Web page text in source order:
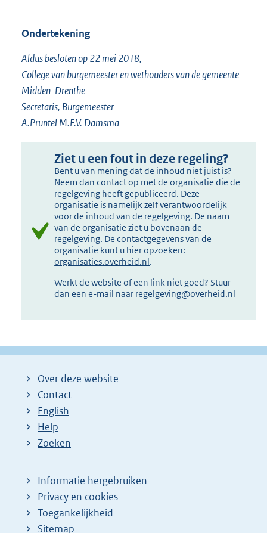
Ondertekening
Aldus besloten op 22 mei 2018,
College van burgemeester en wethouders van de gemeente
Midden-Drenthe
Secretaris, Burgemeester
A.Pruntel M.F.V. Damsma
Ziet u een fout in deze regeling?
Bent u van mening dat de inhoud niet juist is?
Neem dan contact op met de organisatie die de
regelgeving heeft gepubliceerd. Deze
organisatie is namelijk zelf verantwoordelijk
voor de inhoud van de regelgeving. De naam
van de organisatie ziet u bovenaan de
regelgeving. De contactgegevens van de
organisatie kunt u hier opzoeken:
organisaties.overheid.nl.
Werkt de website of een link niet goed? Stuur
dan een e-mail naar regelgeving@overheid.nl
Over deze website
Contact
English
Help
Zoeken
Informatie hergebruiken
Privacy en cookies
Toegankelijkheid
Sitemap